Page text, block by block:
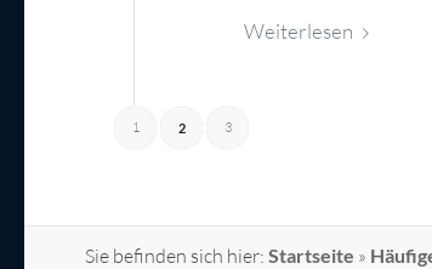
Weiterlesen
1 2 3
Sie befinden sich hier: Startseite »